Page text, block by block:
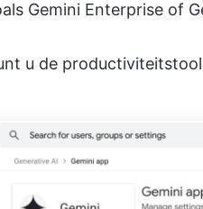
Gemini Enterprise of
u de